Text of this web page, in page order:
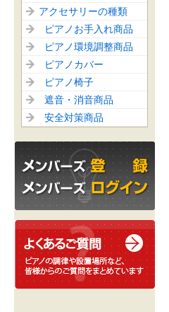
アクセサリーの種類
ピアノお手入れ商品
ピアノ環境調整商品
ピアノカバー
ピアノ椅子
遮音・消音商品
安全対策商品